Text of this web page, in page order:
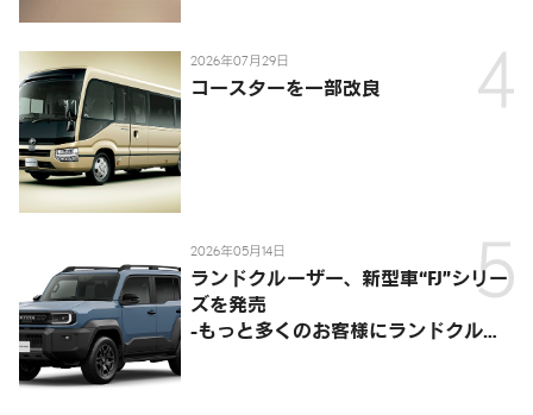
2026年07月29日
コースターを一部改良
2026年05月14日
ランドクルーザー、新型車“FJ”シリー
ズを発売
-もっと多くのお客様にランドクルー